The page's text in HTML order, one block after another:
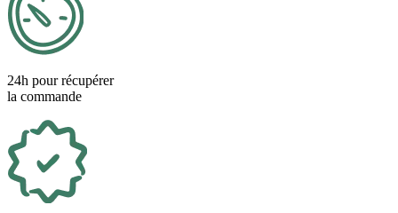
24h pour récupérer
la commande